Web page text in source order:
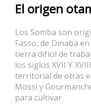
El origen
Los Somba son
Fasso, de Dinaba
tierra difícil de
los siglos XVII Y
territorial de otras
Mossi y
para cultivar.